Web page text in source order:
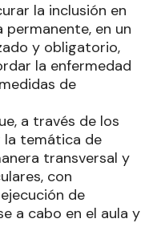
la inclusión en
permanente, en un
y obligatorio,
la enfermedad
de
a través de los
la temática de
transversal y
con
de
a cabo en el aula y